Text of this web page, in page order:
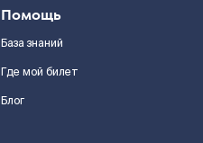
Помощь
База знаний
Где мой билет
Блог